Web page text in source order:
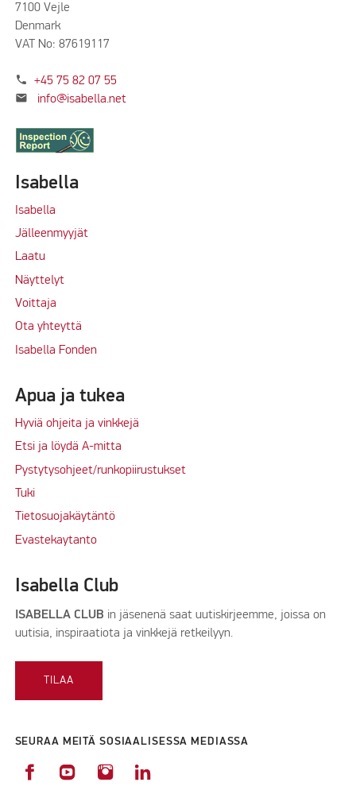
7100 Vejle
Denmark
VAT No: 87619117
phone +45 75 82 07 55
mail info@isabella.net
Isabella
Isabella
Jälleenmyyjät
Laatu
Näyttelyt
Voittaja
Ota yhteyttä
Isabella Fonden
Apua ja tukea
Hyviä ohjeita ja vinkkejä
Etsi ja löydä A-mitta
Pystytysohjeet/runkopiirustukset
Tuki
Tietosuojakäytäntö
Evastekaytanto
Isabella Club
ISABELLA CLUB in jäsenenä saat uutiskirjeemme, joissa on
uutisia, inspiraatiota ja vinkkejä retkeilyyn.
TILAA
SEURAA MEITÄ SOSIAALISESSA MEDIASSA